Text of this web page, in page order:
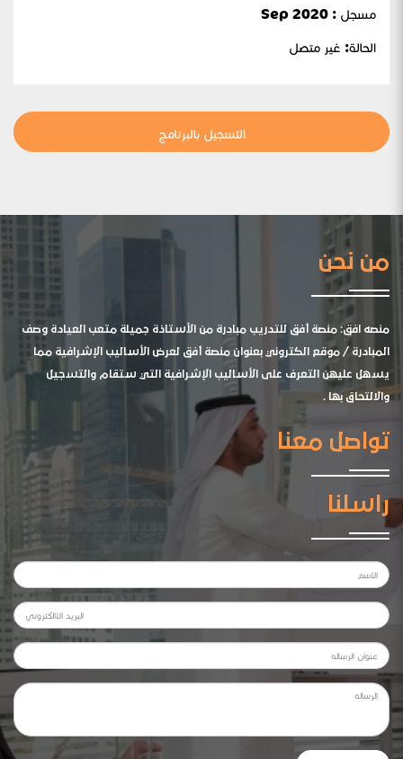
مسجل : Sep 2020
الحالة: غير متصل
التسجيل بالبرنامج
من نحن
منصه افق: منصة أفق للتدريب مبادرة من الأستاذة جميلة متعب العيادة وصف
المبادرة / موقع الكتروني بعنوان منصة أفق لعرض الأساليب الإشرافية مما
يسهل عليهن التعرف على الأساليب الإشرافية التي ستقام والتسجيل
والالتحاق بها .
تواصل معنا
راسلنا